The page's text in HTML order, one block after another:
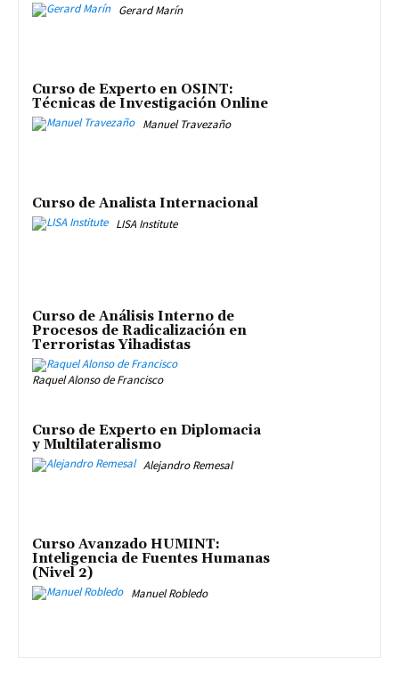
Gerard Marín
Curso de Experto en OSINT:
Técnicas de Investigación Online
Manuel Travezaño
Curso de Analista Internacional
LISA Institute
Curso de Análisis Interno de
Procesos de Radicalización en
Terroristas Yihadistas
Raquel Alonso de Francisco
Curso de Experto en Diplomacia
y Multilateralismo
Alejandro Remesal
Curso Avanzado HUMINT:
Inteligencia de Fuentes Humanas
(Nivel 2)
Manuel Robledo